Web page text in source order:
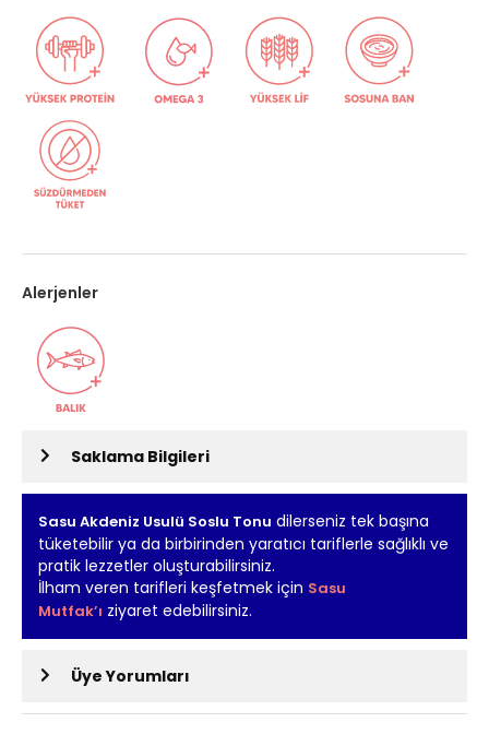
Alerjenler
Saklama Bilgileri
Sasu Akdeniz Usulü Soslu Tonu dilerseniz tek başına
tüketebilir ya da birbirinden yaratıcı tariflerle sağlıklı ve
pratik lezzetler oluşturabilirsiniz.
İlham veren tarifleri keşfetmek için Sasu
Mutfak’ı ziyaret edebilirsiniz.
Üye Yorumları